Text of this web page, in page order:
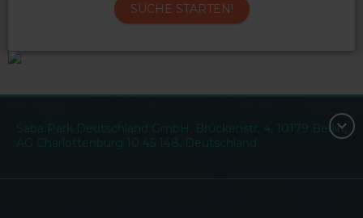
SUCHE STARTEN!
Saba Park Deutschland GmbH, Brückenstr. 4, 10179 Berlin,